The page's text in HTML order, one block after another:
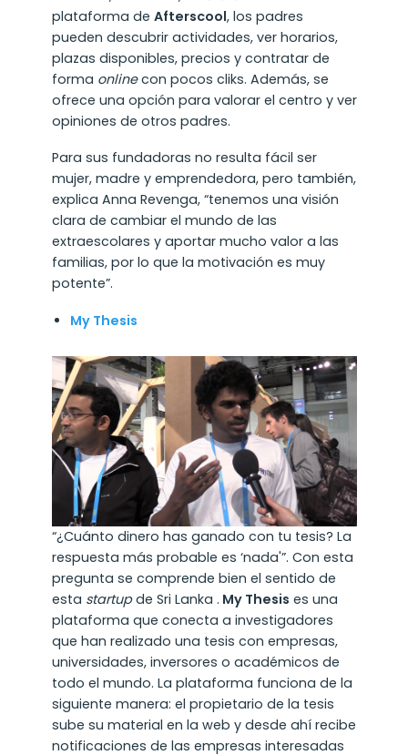
plataforma de Afterscool, los padres
pueden descubrir actividades, ver horarios,
plazas disponibles, precios y contratar de
forma onlinecon pocos cliks. Además, se
ofrece una opción para valorar el centro y ver
opiniones de otros padres.
Para sus fundadoras no resulta fácil ser
mujer, madre y emprendedora, pero también,
explica Anna Revenga, “tenemos una visión
clara de cambiar el mundo de las
extraescolares y aportar mucho valor a las
familias, por lo que la motivación es muy
potente”.
My Thesis
“¿Cuánto dinero has ganado con tu tesis? La
respuesta más probable es ‘nada'”. Con esta
pregunta se comprende bien el sentido de
esta startupde Sri Lanka . My Thesis es una
plataforma que conecta a investigadores
que han realizado una tesis con empresas,
universidades, inversores o académicos de
todo el mundo. La plataforma funciona de la
siguiente manera: el propietario de la tesis
sube su material en la web y desde ahí recibe
notificaciones de las empresas interesadas